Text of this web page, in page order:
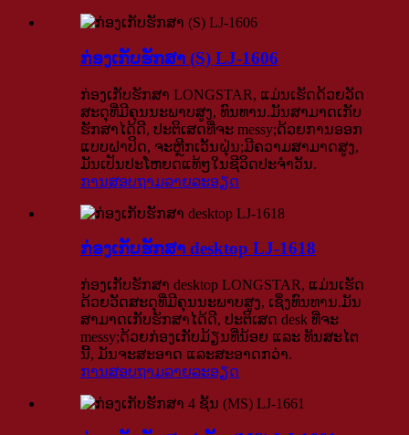
ກ່ອງເກັບຮັກສາ (S) LJ-1606
ກ່ອງເກັບຮັກສາ LONGSTAR, ແມ່ນເຮັດດ້ວຍວັດ
ສະດຸທີ່ມີຄຸນນະພາບສູງ, ທົນທານ.ມັນສາມາດເກັບ
ຮັກສາໄດ້ດີ, ປະຕິເສດທີ່ຈະ messy;ດ້ວຍການອອກ
ແບບຝາປິດ, ຈະຫຼີກເວັ້ນຝຸ່ນ;ມີຄວາມສາມາດສູງ,
ມັນເປັນປະໂຫຍດແທ້ໆໃນຊີວິດປະຈໍາວັນ.
ການສອບຖາມລາຍລະອຽດ
ກ່ອງເກັບຮັກສາ desktop LJ-1618
ກ່ອງເກັບຮັກສາ desktop LONGSTAR, ແມ່ນເຮັດ
ດ້ວຍວັດສະດຸທີ່ມີຄຸນນະພາບສູງ, ເຊິ່ງທົນທານ.ມັນ
ສາມາດເກັບຮັກສາໄດ້ດີ, ປະຕິເສດ desk ທີ່ຈະ
messy;ດ້ວຍກ່ອງເກັບມ້ຽນທີ່ນ້ອຍ ແລະ ທັນສະໄຕ
ນີ້, ມັນຈະສະອາດ ແລະສະອາດກວ່າ.
ການສອບຖາມລາຍລະອຽດ